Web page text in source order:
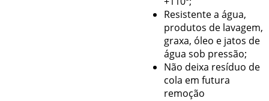
Resistente a água,
produtos de lavagem,
graxa, óleo e jatos de
água sob pressão;
Não deixa resíduo de
cola em futura
remoção